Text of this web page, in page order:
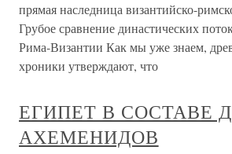
прямая наследница византийско-
Грубое сравнение династических
Рима-Византии Как мы уже знаем,
хроники утверждают, что
ЕГИПЕТ В СОСТАВЕ
АХЕМЕНИДОВ